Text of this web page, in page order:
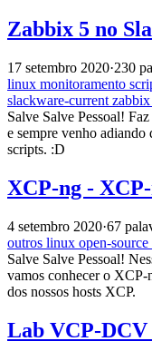
Zabbix 5 no
17 setembro 2020·230
linux monitoramento
slackware-current zabbix
Salve Salve Pessoal!
e sempre venho
scripts. :D
XCP-ng -
4 setembro 2020·67
outros linux open-source
Salve Salve Pessoal!
vamos conhecer o XCP-
dos nossos hosts XCP.
Lab VCP-DCV